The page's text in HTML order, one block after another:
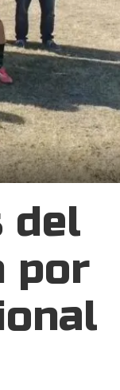
del
por